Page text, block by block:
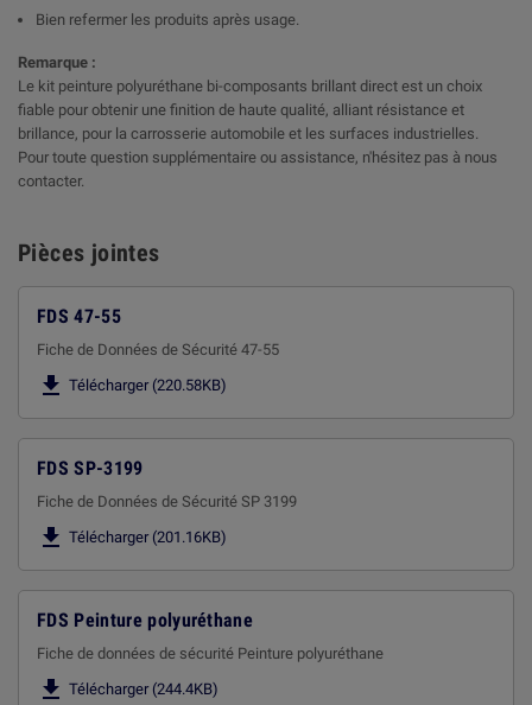
Bien refermer les produits après usage.
Remarque :
Le kit peinture polyuréthane bi-composants brillant direct est un choix
fiable pour obtenir une finition de haute qualité, alliant résistance et
brillance, pour la carrosserie automobile et les surfaces industrielles.
Pour toute question supplémentaire ou assistance, n'hésitez pas à nous
contacter.
Pièces jointes
FDS 47-55
Fiche de Données de Sécurité 47-55
 Télécharger (220.58KB)
FDS SP-3199
Fiche de Données de Sécurité SP 3199
 Télécharger (201.16KB)
FDS Peinture polyuréthane
Fiche de données de sécurité Peinture polyuréthane
 Télécharger (244.4KB)